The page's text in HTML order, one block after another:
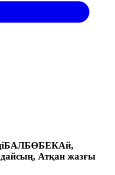
Атқан жазғы